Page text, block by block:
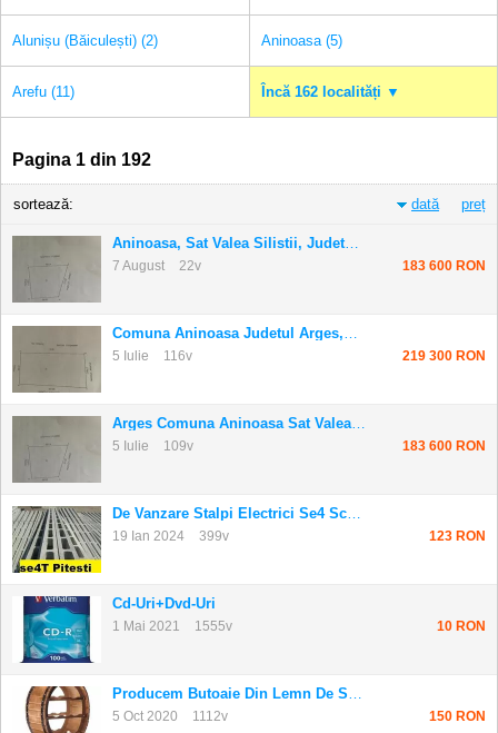
Alunișu (Băiculești) (2) Aninoasa (5)
Arefu (11) Încă 162 localități ▼
Pagina 1 din 192
sortează: dată preț
7 August 22v 183 600 RON
5 Iulie 116v 219 300 RON
5 Iulie 109v 183 600 RON
19 Ian 2024 399v 123 RON
Cd-Uri+dvd-Uri
1 Mai 2021 1555v 10 RON
5 Oct 2020 1112v 150 RON